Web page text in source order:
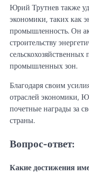
Юрий Трутнев также
экономики, таких как
промышленность. Он
строительству
промышленных зон.
Благодаря своим
отраслей экономики,
почетные награды за
страны.
Вопрос-ответ:
Какие достижения